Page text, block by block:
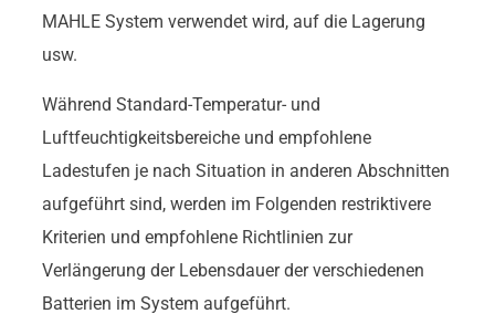
MAHLE System verwendet wird, auf die Lagerung
usw.
Während Standard-Temperatur- und
Luftfeuchtigkeitsbereiche und empfohlene
Ladestufen je nach Situation in anderen Abschnitten
aufgeführt sind, werden im Folgenden restriktivere
Kriterien und empfohlene Richtlinien zur
Verlängerung der Lebensdauer der verschiedenen
Batterien im System aufgeführt.